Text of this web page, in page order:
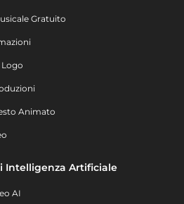
Gratuito
Animato
Intelligenza Artificiale
AI